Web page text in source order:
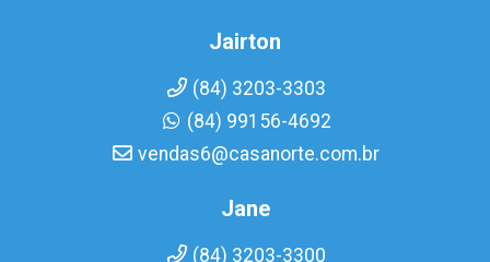
Jairton
(84) 3203-3303
(84) 99156-4692
vendas6@casanorte.com.br
Jane
(84) 3203-3300